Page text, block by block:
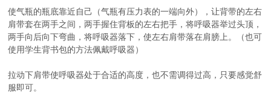
使气瓶的瓶底靠近自己（气瓶有压力表的一端向外），让背带的左右
肩带套在两手之间，两手握住背板的左右把手，将呼吸器举过头顶，
两手向后向下弯曲，将呼吸器落下，使左右肩带落在肩膀上。（也可
使用学生背书包的方法佩戴呼吸器）
拉动下肩带使呼吸器处于合适的高度，也不需调得过高，只要感觉舒
服即可。